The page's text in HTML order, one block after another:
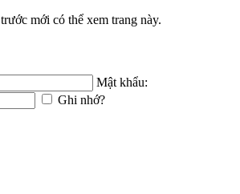
trước mới có thể xem trang này.
Mật khẩu:
Ghi nhớ?